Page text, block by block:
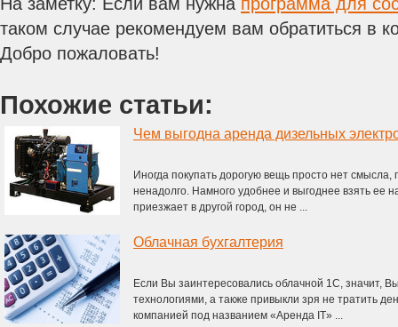
таком случае рекомендуем вам обратиться в
Добро пожаловать!
Похожие статьи:
Чем выгодна аренда дизельных
Иногда покупать дорогую вещь просто нет
ненадолго. Намного удобнее и выгоднее взять ее
приезжает в другой город, он не ...
Облачная бухгалтерия
Если Вы заинтересовались облачной 1С, значит,
технологиями, а также привыкли зря не тратить
компанией под названием «Аренда IT» ...